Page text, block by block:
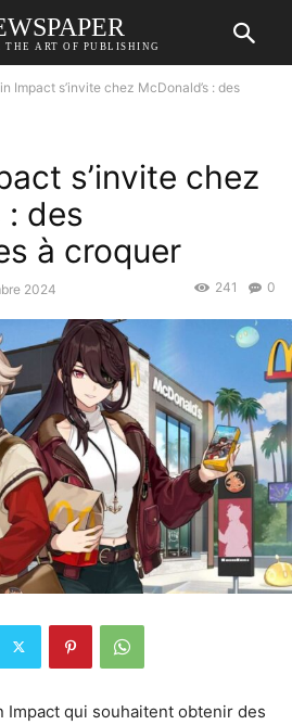
THE ART OF PUBLISHING
Impact s’invite chez McDonald’s : des
s’invite chez
: des
à croquer
2024 0
241
Impact qui souhaitent obtenir des